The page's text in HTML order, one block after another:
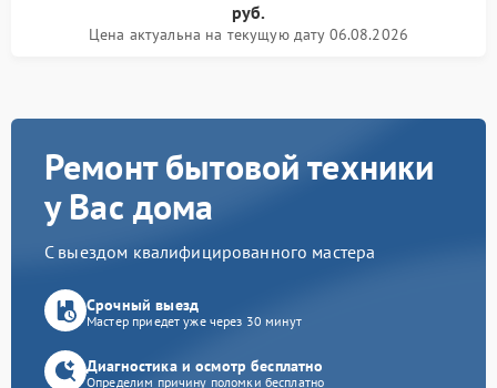
руб.
Цена актуальна на текущую дату 06.08.2026
Ремонт бытовой техники
у Вас дома
С выездом квалифицированного мастера
Срочный выезд
Мастер приедет уже через 30 минут
Диагностика и осмотр бесплатно
Определим причину поломки бесплатно